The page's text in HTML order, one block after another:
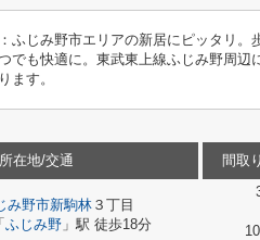
ふじみ野市エリアの新居にピッタリ
でも快適に。東武東上線ふじみ野周
ます。
所在地/交通
み野市新駒林 ３丁目
「 ふじみ野」駅 徒歩18分
間取